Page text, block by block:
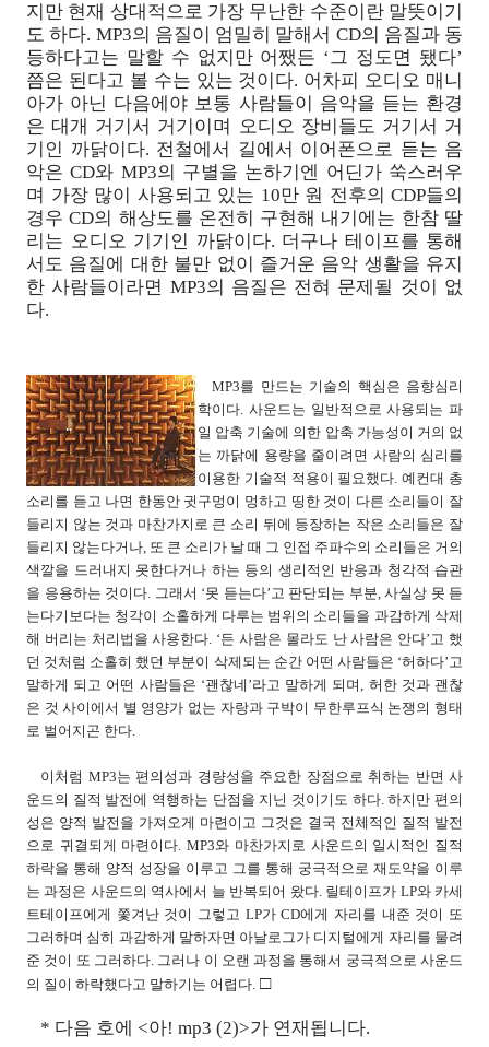
지만 현재 상대적으로 가장 무난한 수준이란 말뜻이기
도 하다. MP3의 음질이 엄밀히 말해서 CD의 음질과 동
등하다고는 말할 수 없지만 어쨌든 ‘그 정도면 됐다’
쯤은 된다고 볼 수는 있는 것이다. 어차피 오디오 매니
아가 아닌 다음에야 보통 사람들이 음악을 듣는 환경
은 대개 거기서 거기이며 오디오 장비들도 거기서 거
기인 까닭이다. 전철에서 길에서 이어폰으로 듣는 음
악은 CD와 MP3의 구별을 논하기엔 어딘가 쑥스러우
며 가장 많이 사용되고 있는 10만 원 전후의 CDP들의
경우 CD의 해상도를 온전히 구현해 내기에는 한참 딸
리는 오디오 기기인 까닭이다. 더구나 테이프를 통해
서도 음질에 대한 불만 없이 즐거운 음악 생활을 유지
한 사람들이라면 MP3의 음질은 전혀 문제될 것이 없
다.
MP3를 만드는 기술의 핵심은 음향심리
학이다. 사운드는 일반적으로 사용되는 파
일 압축 기술에 의한 압축 가능성이 거의 없
는 까닭에 용량을 줄이려면 사람의 심리를
이용한 기술적 적용이 필요했다. 예컨대 총
소리를 듣고 나면 한동안 귓구멍이 멍하고 띵한 것이 다른 소리들이 잘
들리지 않는 것과 마찬가지로 큰 소리 뒤에 등장하는 작은 소리들은 잘
들리지 않는다거나, 또 큰 소리가 날 때 그 인접 주파수의 소리들은 거의
색깔을 드러내지 못한다거나 하는 등의 생리적인 반응과 청각적 습관
을 응용하는 것이다. 그래서 ‘못 듣는다’고 판단되는 부분, 사실상 못 듣
는다기보다는 청각이 소홀하게 다루는 범위의 소리들을 과감하게 삭제
해 버리는 처리법을 사용한다. ‘든 사람은 몰라도 난 사람은 안다’고 했
던 것처럼 소홀히 했던 부분이 삭제되는 순간 어떤 사람들은 ‘허하다’고
말하게 되고 어떤 사람들은 ‘괜찮네’라고 말하게 되며, 허한 것과 괜찮
은 것 사이에서 별 영양가 없는 자랑과 구박이 무한루프식 논쟁의 형태
로 벌어지곤 한다.
이처럼 MP3는 편의성과 경량성을 주요한 장점으로 취하는 반면 사
운드의 질적 발전에 역행하는 단점을 지닌 것이기도 하다. 하지만 편의
성은 양적 발전을 가져오게 마련이고 그것은 결국 전체적인 질적 발전
으로 귀결되게 마련이다. MP3와 마찬가지로 사운드의 일시적인 질적
하락을 통해 양적 성장을 이루고 그를 통해 궁극적으로 재도약을 이루
는 과정은 사운드의 역사에서 늘 반복되어 왔다. 릴테이프가 LP와 카세
트테이프에게 쫓겨난 것이 그렇고 LP가 CD에게 자리를 내준 것이 또
그러하며 심히 과감하게 말하자면 아날로그가 디지털에게 자리를 물려
준 것이 또 그러하다. 그러나 이 오랜 과정을 통해서 궁극적으로 사운드
의 질이 하락했다고 말하기는 어렵다. □
* 다음 호에 <아! mp3 (2)>가 연재됩니다.